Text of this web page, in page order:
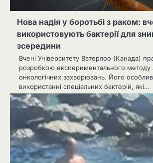
Нова надія у боротьбі з раком:
використовують бактерії для
зсередини
Вчені Університету Ватерлоо (Канада)
розробкою експериментального методу
онкологічних захворювань. Його
використанні спеціальних бактерій, які…